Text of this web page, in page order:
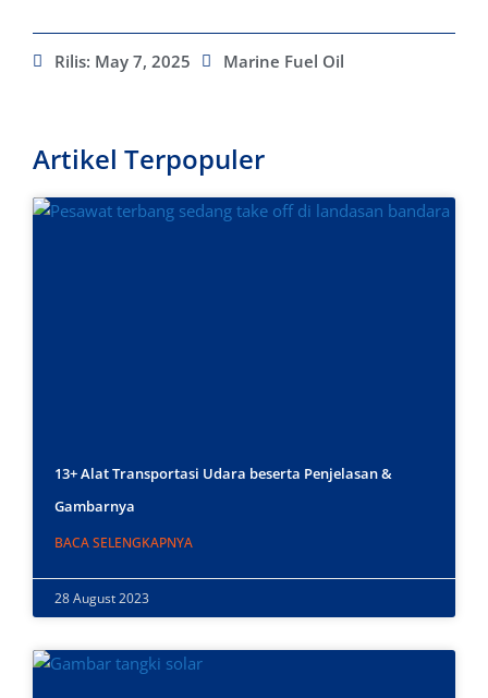
Rilis: May 7, 2025 Marine Fuel Oil
Artikel Terpopuler
13+ Alat Transportasi Udara beserta Penjelasan &
Gambarnya
BACA SELENGKAPNYA
28 August 2023